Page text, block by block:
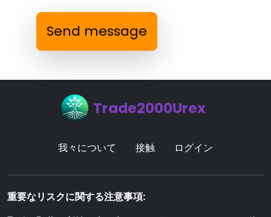
Send message
Trade2000Urex
我々について 接触 ログイン
重要なリスクに関する注意事項: